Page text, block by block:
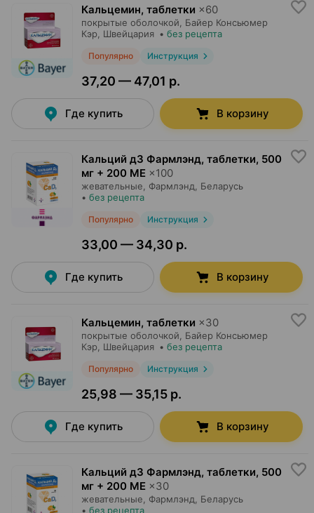
Кальцемин, таблетки ×60
покрытые оболочкой,
Байер Консьюмер
Кэр , Швейцария • без рецепта
Популярно Инструкция
37,20 — 47,01 р.
Где купить В корзину
Кальций д3 Фармлэнд, таблетки, 500
мг + 200 МЕ ×100
жевательные, Фармлэнд , Беларусь
• без рецепта
Популярно Инструкция
33,00 — 34,30 р.
Где купить В корзину
Кальцемин, таблетки ×30
покрытые оболочкой,
Байер Консьюмер
Кэр , Швейцария • без рецепта
Популярно Инструкция
25,98 — 35,15 р.
Где купить В корзину
Кальций д3 Фармлэнд, таблетки, 500
мг + 200 МЕ ×30
жевательные, Фармлэнд , Беларусь
• без рецепта